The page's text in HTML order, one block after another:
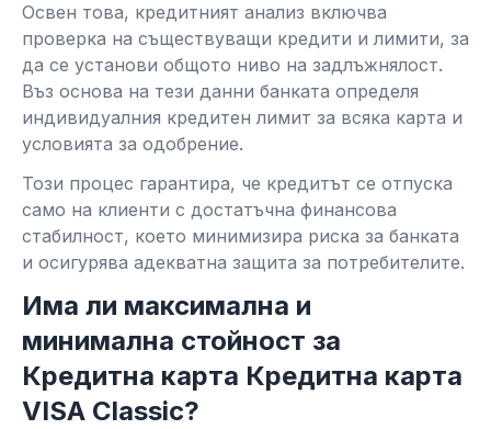
Освен това, кредитният анализ включва
проверка на съществуващи кредити и лимити, за
да се установи общото ниво на задлъжнялост.
Въз основа на тези данни банката определя
индивидуалния кредитен лимит за всяка карта и
условията за одобрение.
Този процес гарантира, че кредитът се отпуска
само на клиенти с достатъчна финансова
стабилност, което минимизира риска за банката
и осигурява адекватна защита за потребителите.
Има ли максимална и
минимална стойност за
Кредитна карта Кредитна карта
VISA Classic?